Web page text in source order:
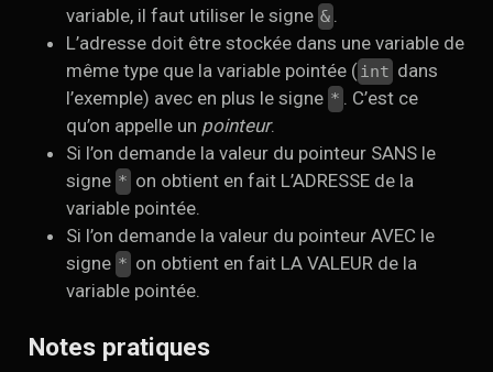
variable, il faut utiliser le signe &
L’adresse doit être stockée dans une variable de
même type que la variable pointée (int dans
l’exemple) avec en plus le signe *
. C’est ce
qu’on appelle un pointeur.
Si l’on demande la valeur du pointeur SANS le
signe * on obtient en fait L’ADRESSE de la
variable pointée.
Si l’on demande la valeur du pointeur AVEC le
signe * on obtient en fait LA VALEUR de la
variable pointée.
Notes pratiques